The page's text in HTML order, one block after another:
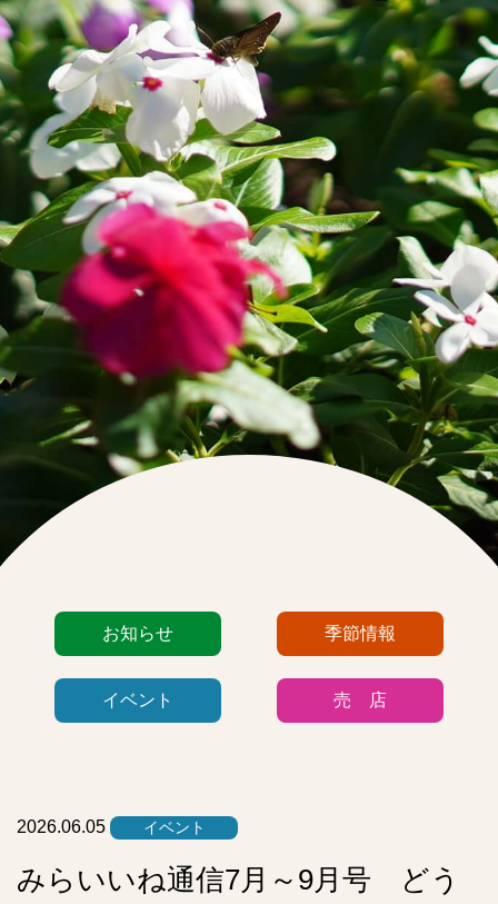
お知らせ 季節情報
イベント 売 店
2026.06.05 イベント
みらいいね通信7月～9月号 どう